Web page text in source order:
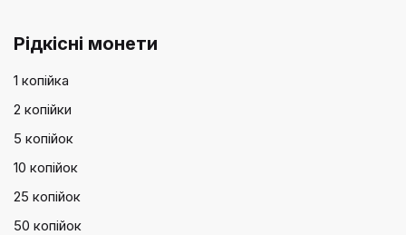
Рідкісні монети
1 копійка
2 копійки
5 копійок
10 копійок
25 копійок
50 копійок